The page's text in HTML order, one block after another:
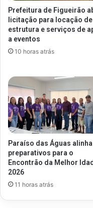
Prefeitura de Figueirão
licitação para locação de
estrutura e serviços de
a eventos
10 horas atrás
Paraíso das Águas alinha
preparativos para o
Encontrão da Melhor
2026
11 horas atrás